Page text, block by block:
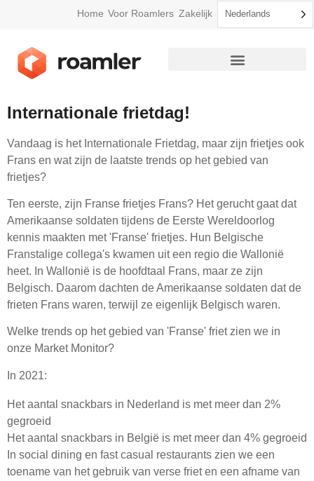
Home Voor Roamlers Zakelijk Nederlands
Internationale frietdag!
Vandaag is het Internationale Frietdag, maar zijn frietjes ook
Frans en wat zijn de laatste trends op het gebied van
frietjes?
Ten eerste, zijn Franse frietjes Frans? Het gerucht gaat dat
Amerikaanse soldaten tijdens de Eerste Wereldoorlog
kennis maakten met 'Franse' frietjes. Hun Belgische
Franstalige collega's kwamen uit een regio die Wallonië
heet. In Wallonië is de hoofdtaal Frans, maar ze zijn
Belgisch. Daarom dachten de Amerikaanse soldaten dat de
frieten Frans waren, terwijl ze eigenlijk Belgisch waren.
Welke trends op het gebied van 'Franse' friet zien we in
onze Market Monitor?
In 2021:
Het aantal snackbars in Nederland is met meer dan 2%
gegroeid
Het aantal snackbars in België is met meer dan 4% gegroeid
In social dining en fast casual restaurants zien we een
toename van het gebruik van verse friet en een afname van